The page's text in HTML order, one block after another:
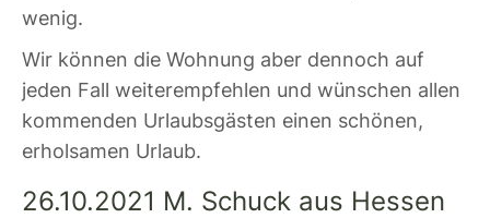
wenig.
Wir können die Wohnung aber dennoch auf
jeden Fall weiterempfehlen und wünschen allen
kommenden Urlaubsgästen einen schönen,
erholsamen Urlaub.
26.10.2021 M. Schuck aus Hessen